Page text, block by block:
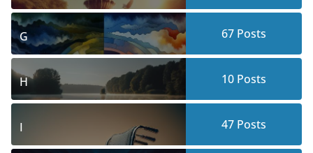
G 67Posts
H 10Posts
I 47Posts